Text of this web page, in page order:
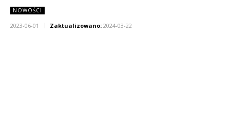
NOWOŚCI
2023-06-01 Zaktualizowano: 2024-03-22